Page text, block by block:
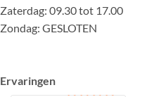
Zaterdag: 09.30 tot 17.00
Zondag: GESLOTEN
Ervaringen